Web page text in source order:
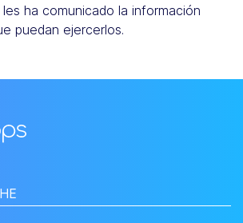
ha comunicado la información
puedan ejercerlos.